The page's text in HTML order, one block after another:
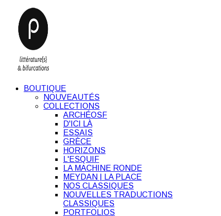
BOUTIQUE
NOUVEAUTÉS
COLLECTIONS
ARCHÉOSF
D'ICI LÀ
ESSAIS
GRÈCE
HORIZONS
L'ESQUIF
LA MACHINE RONDE
MEYDAN | LA PLACE
NOS CLASSIQUES
NOUVELLES TRADUCTIONS
CLASSIQUES
PORTFOLIOS